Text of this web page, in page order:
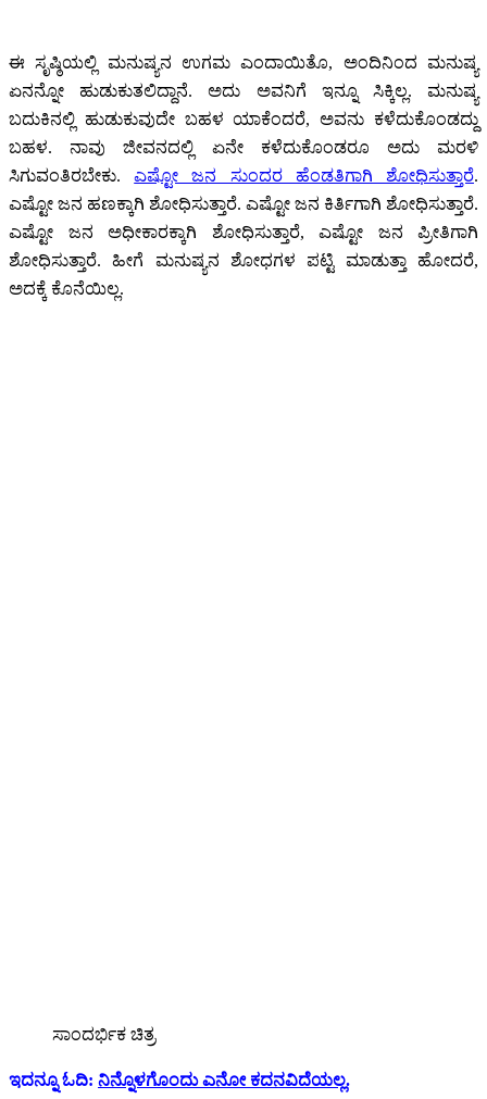
ಈ ಸೃಷ್ಠಿಯಲ್ಲಿ ಮನುಷ್ಯನ ಉಗಮ ಎಂದಾಯಿತೊ, ಅಂದಿನಿಂದ ಮನುಷ್ಯ
ಏನನ್ನೋ ಹುಡುಕುತಲಿದ್ದಾನೆ. ಅದು ಅವನಿಗೆ ಇನ್ನೂ ಸಿಕ್ಕಿಲ್ಲ. ಮನುಷ್ಯ
ಬದುಕಿನಲ್ಲಿ ಹುಡುಕುವುದೇ ಬಹಳ ಯಾಕೆಂದರೆ, ಅವನು ಕಳೆದುಕೊಂಡದ್ದು
ಬಹಳ. ನಾವು ಜೀವನದಲ್ಲಿ ಏನೇ ಕಳೆದುಕೊಂಡರೂ ಅದು ಮರಳಿ
ಸಿಗುವಂತಿರಬೇಕು.ಎಷ್ಟೋ ಜನ ಸುಂದರ ಹೆಂಡತಿಗಾಗಿ ಶೋಧಿಸುತ್ತಾರೆ.
ಎಷ್ಟೋ ಜನ ಹಣಕ್ಕಾಗಿ ಶೋಧಿಸುತ್ತಾರೆ. ಎಷ್ಟೋ ಜನ ಕಿರ್ತಿಗಾಗಿ ಶೋಧಿಸುತ್ತಾರೆ.
ಎಷ್ಟೋ ಜನ ಅಧೀಕಾರಕ್ಕಾಗಿ ಶೋಧಿಸುತ್ತಾರೆ, ಎಷ್ಟೋ ಜನ ಪ್ರೀತಿಗಾಗಿ
ಶೋಧಿಸುತ್ತಾರೆ. ಹೀಗೆ ಮನುಷ್ಯನ ಶೋಧಗಳ ಪಟ್ಟಿ ಮಾಡುತ್ತಾ ಹೋದರೆ,
ಅದಕ್ಕೆ ಕೊನೆಯಿಲ್ಲ.
ಸಾಂದರ್ಭಿಕ ಚಿತ್ರ
ಇದನ್ನೂ ಓದಿ: ನಿನ್ನೊಳಗೊಂದು ಎನೋ ಕದನವಿದೆಯಲ್ಲ.